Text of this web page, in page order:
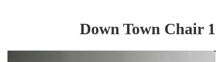
Down Town Chair 1